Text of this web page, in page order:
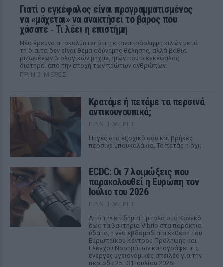
Γιατί ο εγκέφαλος είναι προγραμματισμένος
να «μάχεται» να ανακτήσει το βάρος που
χάσατε ‑ Τι λέει η επιστήμη
Νέα έρευνα αποκαλύπτει ότι η επαναπρόσληψη κιλών μετά
τη δίαιτα δεν είναι θέμα αδύναμης θέλησης, αλλά βαθιά
ριζωμένων βιολογικών μηχανισμών που ο εγκέφαλος
διατηρεί από την εποχή των πρώτων ανθρώπων.
ΠΡΙΝ 3 ΜΈΡΕΣ
Κρατάμε ή πετάμε τα περσινά
αντικουνουπικά;
ΠΡΙΝ 3 ΜΈΡΕΣ
Πήγες στο εξοχικό σου και βρήκες
περσινά μπουκαλάκια. Τα πετάς ή όχι;
ECDC: Οι 7 λοιμώξεις που
παρακολουθεί η Ευρώπη τον
Ιούλιο του 2026
ΠΡΙΝ 3 ΜΈΡΕΣ
Από την επιδημία Έμπολα στο Κονγκό
έως τα βακτήρια Vibrio στα παράκτια
ύδατα, η νέα εβδομαδιαία έκθεση του
Ευρωπαϊκού Κέντρου Πρόληψης και
Ελέγχου Νοσημάτων καταγράφει τις
ενεργές υγειονομικές απειλές για την
περίοδο 25–31 Ιουλίου 2026.